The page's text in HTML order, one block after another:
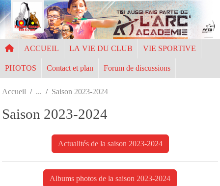
ACCUEIL LA VIE DU CLUB VIE SPORTIVE
PHOTOS Contact et plan Forum de discussions
Accueil Saison 2023-2024
Saison 2023-2024
Actualités de la saison 2023-2024
Albums photos de la saison 2023-2024
Panneau de gestion des cookies